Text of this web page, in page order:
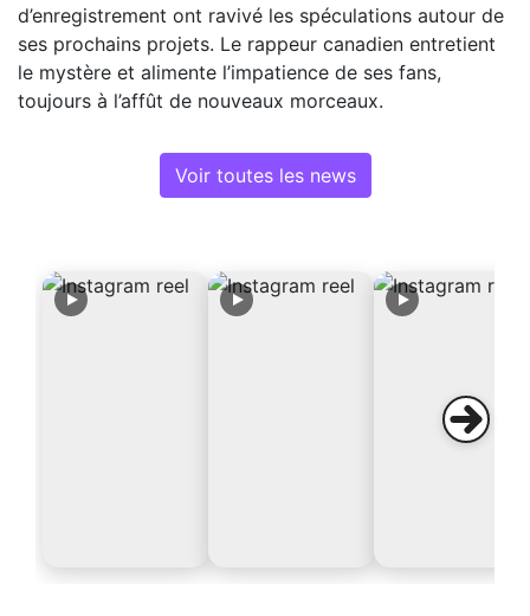
d’enregistrement ont ravivé les spéculations autour de
ses prochains projets. Le rappeur canadien entretient
le mystère et alimente l’impatience de ses fans,
toujours à l’affût de nouveaux morceaux.
Voir toutes les news